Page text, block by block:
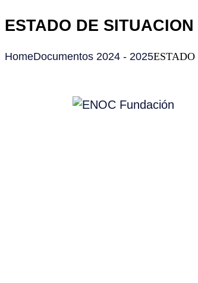
ESTADO DE
HomeDocumentos 2024 - 2025